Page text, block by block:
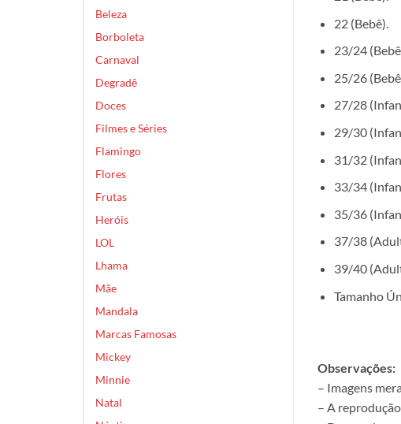
Beleza
Borboleta
Carnaval
Degradê
Doces
Filmes e Séries
Flamingo
Flores
Frutas
Heróis
LOL
Lhama
Mãe
Mandala
Marcas Famosas
Mickey
Minnie
Natal
22 (Bebê).
23/24
25/26
27/28
29/30
31/32
33/34
35/36
37/38
39/40
Tamanho
Observações:
– Imagens
– A